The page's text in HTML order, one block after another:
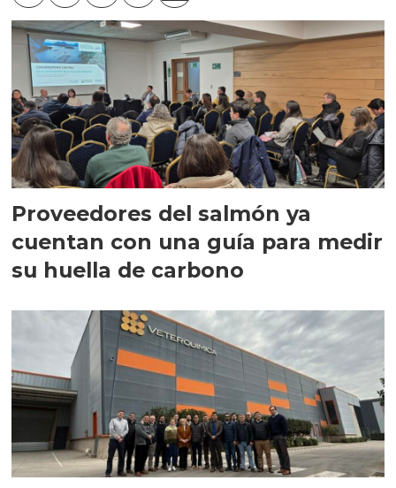
Proveedores del salmón ya
cuentan con una guía para medir
su huella de carbono